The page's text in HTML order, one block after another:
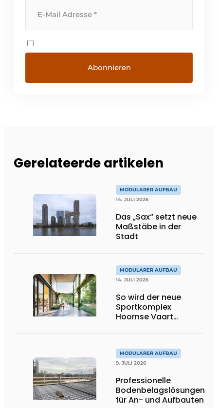
Gerelateerde artikelen
MODULARER AUFBAU
14. JULI 2026
Das „Sax“ setzt neue
Maßstäbe in der
Stadt
MODULARER AUFBAU
14. JULI 2026
So wird der neue
Sportkomplex
Hoornse Vaart
MODULARER AUFBAU
9. JULI 2026
Professionelle
Bodenbelagslösungen
für An- und Aufbauten